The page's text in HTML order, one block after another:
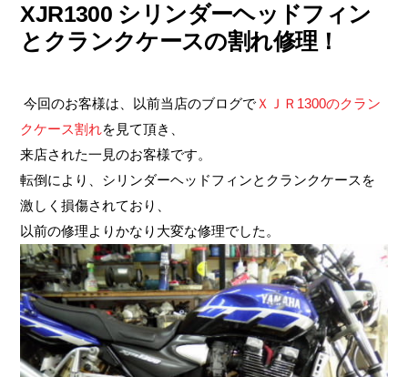
XJR1300 シリンダーヘッドフィン
とクランクケースの割れ修理！
今回のお客様は、以前当店のブログでＸＪＲ1300のクラン
クケース割れを見て頂き、
来店された一見のお客様です。
転倒により、シリンダーヘッドフィンとクランクケースを
激しく損傷されており、
以前の修理よりかなり大変な修理でした。